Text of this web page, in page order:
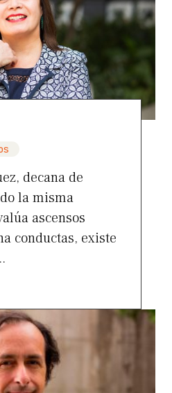
decana de
la misma
ascensos
conductas, existe